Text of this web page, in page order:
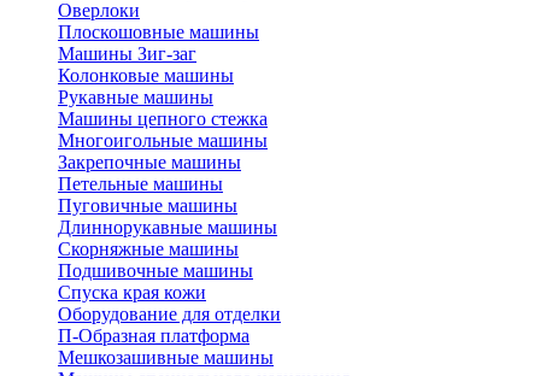
Оверлоки
Плоскошовные машины
Машины Зиг-заг
Колонковые машины
Рукавные машины
Машины цепного стежка
Многоигольные машины
Закрепочные машины
Петельные машины
Пуговичные машины
Длиннорукавные машины
Скорняжные машины
Подшивочные машины
Спуска края кожи
Оборудование для отделки
П-Образная платформа
Мешкозашивные машины